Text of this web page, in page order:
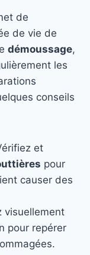
de
de vie de
démoussage,
les
conseils
et
pour
causer des
visuellement
pour repérer